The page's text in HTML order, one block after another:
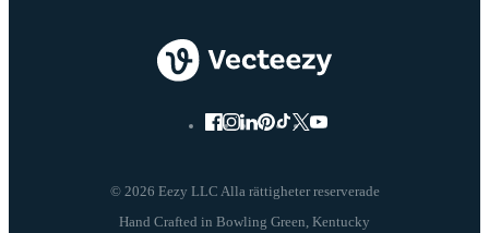
© 2026 Eezy LLC Alla rättigheter reserverade